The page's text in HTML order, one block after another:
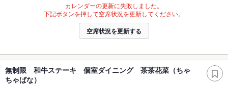
カレンダーの更新に失敗しました。
下記ボタンを押して空席状況を更新してください。
空席状況を更新する
無制限 和牛ステーキ 個室ダイニング 茶茶花菜（ちゃ
ちゃばな）